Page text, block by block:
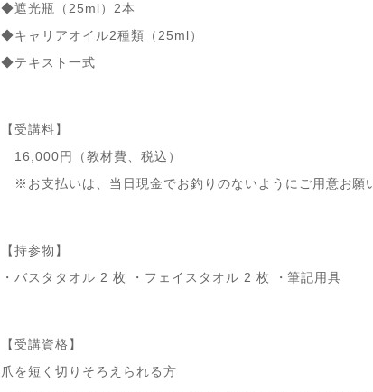
◆遮光瓶（25ml）2本
◆キャリアオイル2種類（25ml）
◆テキスト一式
【受講料】
16,000円（教材費、税込）
※お支払いは、当日現金でお釣りのないようにご用意お願
【持参物】
・バスタタオル 2 枚 ・フェイスタオル 2 枚 ・筆記用具
【受講資格】
爪を短く切りそろえられる方